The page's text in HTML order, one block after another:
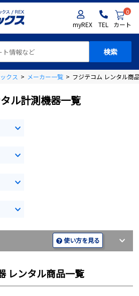
myREX TEL
0
カート
クス > メーカー一覧 > フジテコム レンタル商
ル計測機器一覧
使い方を見る
レンタル商品一覧